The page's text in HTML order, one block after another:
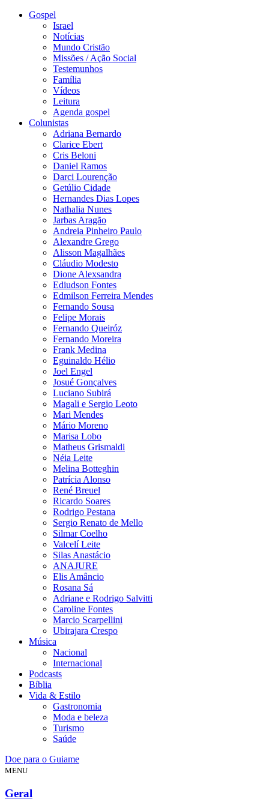
Gospel
Israel
Notícias
Mundo Cristão
Missões / Ação Social
Testemunhos
Família
Vídeos
Leitura
Agenda gospel
Colunistas
Adriana Bernardo
Clarice Ebert
Cris Beloni
Daniel Ramos
Darci Lourenção
Getúlio Cidade
Hernandes Dias Lopes
Nathalia Nunes
Jarbas Aragão
Andreia Pinheiro Paulo
Alexandre Grego
Alisson Magalhães
Cláudio Modesto
Dione Alexsandra
Ediudson Fontes
Edmilson Ferreira Mendes
Fernando Sousa
Felipe Morais
Fernando Queiróz
Fernando Moreira
Frank Medina
Eguinaldo Hélio
Joel Engel
Josué Gonçalves
Luciano Subirá
Magali e Sergio Leoto
Mari Mendes
Mário Moreno
Marisa Lobo
Matheus Grismaldi
Néia Leite
Melina Botteghin
Patrícia Alonso
René Breuel
Ricardo Soares
Rodrigo Pestana
Sergio Renato de Mello
Silmar Coelho
Valcelí Leite
Silas Anastácio
ANAJURE
Elis Amâncio
Rosana Sá
Adriane e Rodrigo Salvitti
Caroline Fontes
Marcio Scarpellini
Ubirajara Crespo
Música
Nacional
Internacional
Podcasts
Bíblia
Vida & Estilo
Gastronomia
Moda e beleza
Turismo
Saúde
Doe para o Guiame
MENU
Geral